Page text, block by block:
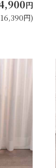
円
円)